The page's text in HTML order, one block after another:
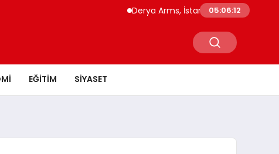
Derya Arms, İstanbul Prohunt
05:06:12
EĞITIM SIYASET